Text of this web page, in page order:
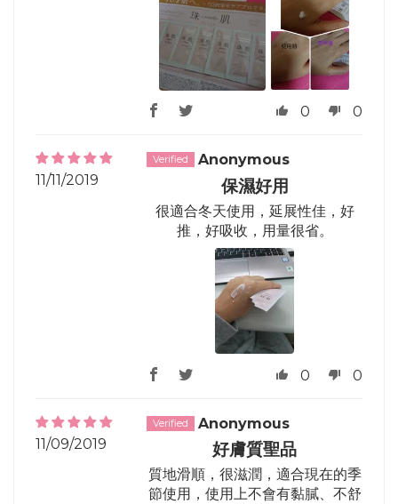
0 0
11/11/2019
Anonymous
保濕好用
很適合冬天使用，延展性佳，好
推，好吸收，用量很省。
0 0
11/09/2019
Anonymous
好膚質聖品
質地滑順，很滋潤，適合現在的季
節使用，使用上不會有黏膩、不舒